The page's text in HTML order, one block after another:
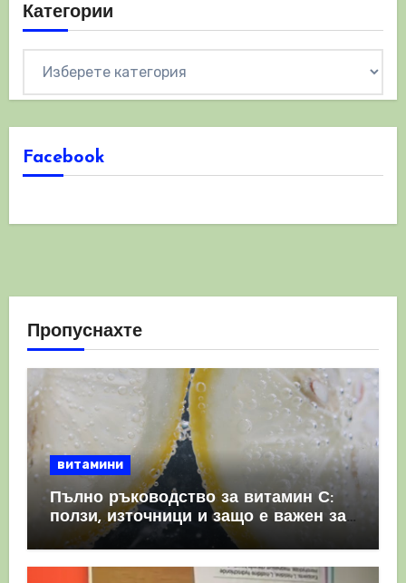
Категории
Facebook
Пропуснахте
витамини
Пълно ръководство за витамин С:
ползи, източници и защо е важен за
имунната система